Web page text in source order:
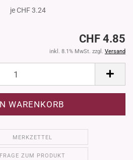
je CHF 3.24
CHF 4.85
inkl. 8.1% MwSt. zzgl. Versand
MERKZETTEL
FRAGE ZUM PRODUKT